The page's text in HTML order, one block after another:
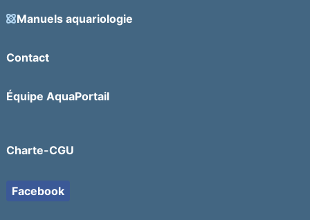
Manuels aquariologie
Contact
Équipe AquaPortail
Charte-CGU
Facebook